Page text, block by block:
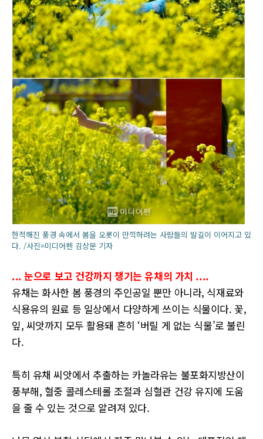
한적해진 풍경 속에서 봄을 오롯이 만끽하려는 사람들의 발길이 이어지고 있
다. /사진=미디어펜 김상문 기자
... 눈으로 보고 건강까지 챙기는 유채의 가치 ....
유채는 화사한 봄 풍경의 주인공일 뿐만 아니라, 식재료와
식용유의 원료 등 일상에서 다양하게 쓰이는 식물이다. 꽃,
잎, 씨앗까지 모두 활용돼 흔히 ‘버릴 게 없는 식물’로 불린
다.
특히 유채 씨앗에서 추출하는 카놀라유는 불포화지방산이
풍부해, 혈중 콜레스테롤 조절과 심혈관 건강 유지에 도움
을 줄 수 있는 것으로 알려져 있다.